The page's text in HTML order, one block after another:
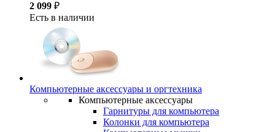
2 099 ₽
Есть в наличии
Компьютерные аксессуары и оргтехника
Компьютерные аксессуары
Гарнитуры для компьютера
Колонки для компьютера